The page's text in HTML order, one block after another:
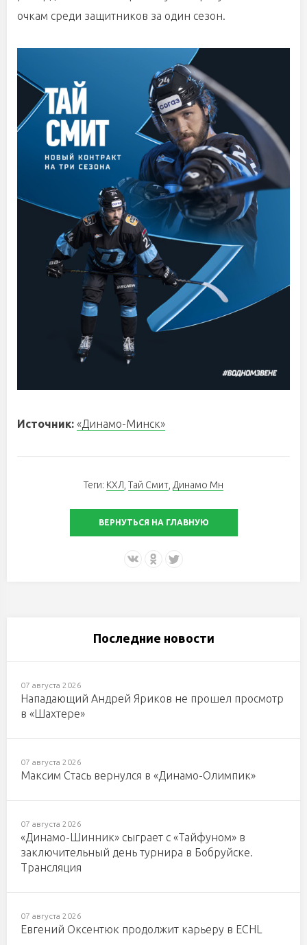
очкам среди защитников за один сезон.
Источник: «Динамо-Минск»
Теги: КХЛ Тай Смит Динамо Мн
ВЕРНУТЬСЯ НА ГЛАВНУЮ
Последние новости
07 августа 2026
Нападающий Андрей Яриков не прошел просмотр
в «Шахтере»
07 августа 2026
Максим Стась вернулся в «Динамо-Олимпик»
07 августа 2026
«Динамо-Шинник» сыграет с «Тайфуном» в
заключительный день турнира в Бобруйске.
Трансляция
07 августа 2026
Евгений Оксентюк продолжит карьеру в ECHL